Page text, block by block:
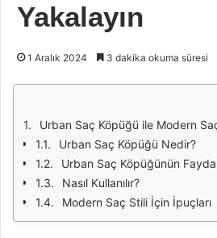
Yakalayın
1 Aralık 2024 3 dakika okuma süresi
Urban Saç Köpüğü ile Modern
Urban Saç Köpüğü Nedir?
Urban Saç Köpüğünün
Nasıl Kullanılır?
Modern Saç Stili İçin İpuçları